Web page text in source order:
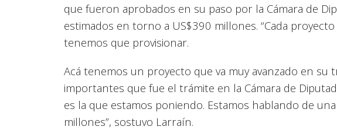
que fueron aprobados en su paso por la Cámara de
estimados en torno a US$390 millones. “Cada
tenemos que provisionar.
Acá tenemos un proyecto que va muy avanzado en su
importantes que fue el trámite en la Cámara de
es la que estamos poniendo. Estamos hablando de
millones”, sostuvo Larraín.